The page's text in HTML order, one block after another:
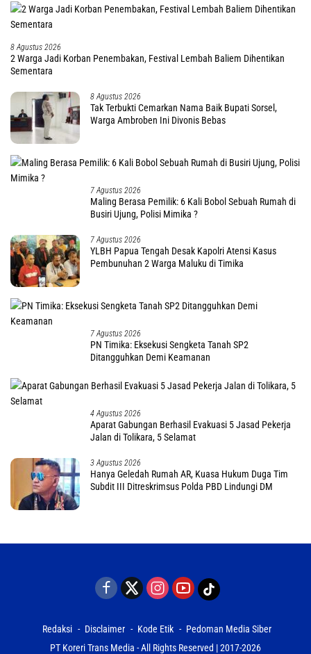
8 Agustus 2026
2 Warga Jadi Korban Penembakan, Festival Lembah Baliem Dihentikan
Sementara
8 Agustus 2026
Tak Terbukti Cemarkan Nama Baik Bupati Sorsel,
Warga Ambroben Ini Divonis Bebas
7 Agustus 2026
Maling Berasa Pemilik: 6 Kali Bobol Sebuah Rumah di
Busiri Ujung, Polisi Mimika ?
7 Agustus 2026
YLBH Papua Tengah Desak Kapolri Atensi Kasus
Pembunuhan 2 Warga Maluku di Timika
7 Agustus 2026
PN Timika: Eksekusi Sengketa Tanah SP2
Ditangguhkan Demi Keamanan
4 Agustus 2026
Aparat Gabungan Berhasil Evakuasi 5 Jasad Pekerja
Jalan di Tolikara, 5 Selamat
3 Agustus 2026
Hanya Geledah Rumah AR, Kuasa Hukum Duga Tim
Subdit III Ditreskrimsus Polda PBD Lindungi DM
Redaksi Disclaimer Kode Etik
Pedoman Media Siber
PT Koreri Trans Media - All Rights Reserved | 2017-2026